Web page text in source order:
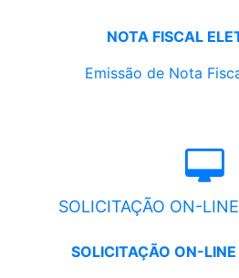
NOTA FISCAL
Emissão de Nota
SOLICITAÇÃO ON-
SOLICITAÇÃO ON-LINE